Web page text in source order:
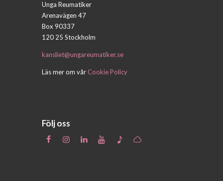
Unga Reumatiker
Arenavägen 47
Box 90337
120 25 Stockholm
kansliet@ungareumatiker.se
Läs mer om vårCookie Policy
Följ oss